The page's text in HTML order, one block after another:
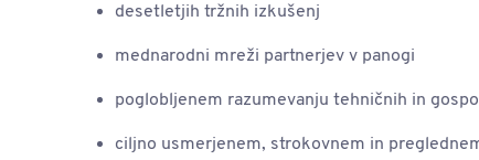
desetletjih tržnih izkušenj
mednarodni mreži partnerjev v panogi
poglobljenem razumevanju tehničnih in
ciljno usmerjenem, strokovnem in